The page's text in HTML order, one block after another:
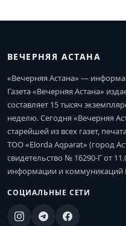
ВЕЧЕРНЯЯ АСТАНА
«Вечерняя Астана» —
Газета «Вечерняя Астана»
составляет 15 тысяч
неделю. Сегодня «Вечерняя
старейшей из всех газет,
ТОО «Elorda Aqparat» (город
свидетельство № 16290-Г от
информации и коммуникаций
СОЦИАЛЬНЫЕ СЕТИ